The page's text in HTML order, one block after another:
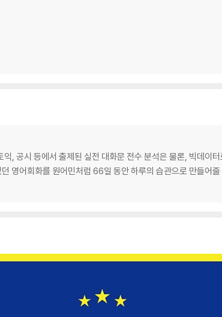
, 공시 등에서 출제된 실전 대화문 전수 분석은 물론, 빅데이
영어회화를 원어민처럼 66일 동안 하루의 습관으로 만들어줄